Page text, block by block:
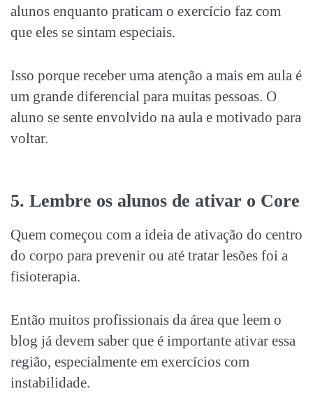
alunos enquanto praticam o exercício faz com
que eles se sintam especiais.
Isso porque receber uma atenção a mais em aula é
um grande diferencial para muitas pessoas. O
aluno se sente envolvido na aula e motivado para
voltar.
5. Lembre os alunos de ativar o Core
Quem começou com a ideia de ativação do centro
do corpo para prevenir ou até tratar lesões foi a
fisioterapia.
Então muitos profissionais da área que leem o
blog já devem saber que é importante ativar essa
região, especialmente em exercícios com
instabilidade.